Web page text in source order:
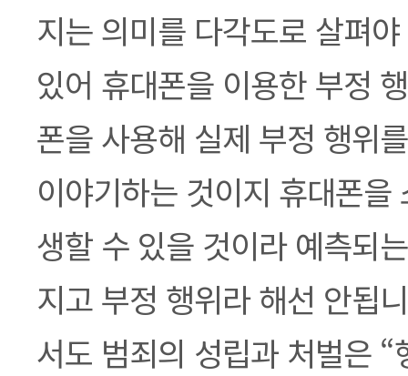
지는 의미를 다각도로 살펴
있어 휴대폰을 이용한 부정
폰을 사용해 실제 부정 행위
이야기하는 것이지 휴대폰을
생할 수 있을 것이라 예측되
지고 부정 행위라 해선 안됩
서도 범죄의 성립과 처벌은